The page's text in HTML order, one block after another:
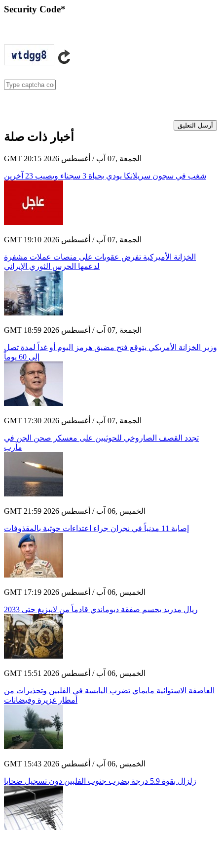
Security Code*
أرسل التعليق
أخبار ذات صلة
GMT 20:15 2026 الجمعة ,07 آب / أغسطس
شغب في سجون سريلانكا يودي بحياة 3 سجناء ويصيب 23 آخرين
GMT 19:10 2026 الجمعة ,07 آب / أغسطس
الخزانة الأميركية تفرض عقوبات على منصات عملات مشفرة
لدعمها الحرس الثوري الإيراني
GMT 18:59 2026 الجمعة ,07 آب / أغسطس
وزير الخزانة الأمريكي يتوقع فتح مضيق هرمز اليوم أو غداً لمدة تصل
إلى 60 يوماً
GMT 17:30 2026 الجمعة ,07 آب / أغسطس
تجدد القصف الصاروخي للحوثيين على معسكر صحن الجن في
مأرب
GMT 21:59 2026 الخميس ,06 آب / أغسطس
إصابة 11 مدنياً في نجران جراء اعتداءات حوثية بالمقذوفات
GMT 17:19 2026 الخميس ,06 آب / أغسطس
ريال مدريد يحسم صفقة ديوماندي قادماً من لايبزيغ حتى 2033
GMT 15:51 2026 الخميس ,06 آب / أغسطس
العاصفة الاستوائية مايماي تضرب اليابسة في الفلبين وتحذيرات من
أمطار غزيرة وفيضانات
GMT 15:43 2026 الخميس ,06 آب / أغسطس
زلزال بقوة 5.9 درجة يضرب جنوب الفلبين دون تسجيل ضحايا